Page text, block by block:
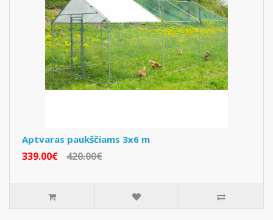
Aptvaras paukščiams 3x6 m
339.00€ 420.00€